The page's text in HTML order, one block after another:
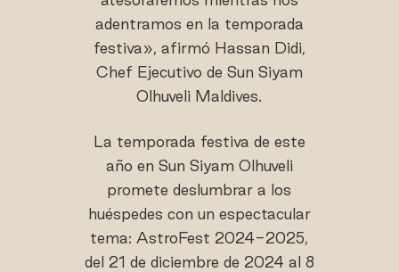
adentramos en la temporada
festiva», afirmó Hassan Didi,
Chef Ejecutivo de Sun Siyam
Olhuveli Maldives.
La temporada festiva de este
año en Sun Siyam Olhuveli
promete deslumbrar a los
huéspedes con un espectacular
tema: AstroFest 2024-2025,
del 21 de diciembre de 2024 al 8